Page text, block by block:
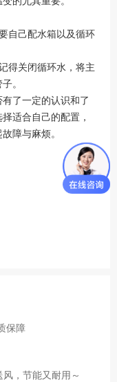
自己配水箱以及循环
得关闭循环水，将主
。
了一定的认识和了
适合自己的配置，
障与麻烦。
保障
，节能又耐用～